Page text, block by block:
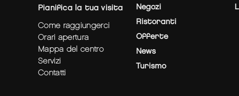
pianifica la tua visita
come raggiungerci
orari apertura
mappa del centro
servizi
contatti
Negozi
Ristoranti
Offerte
News
Turismo